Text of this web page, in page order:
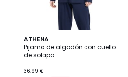
ATHENA
Pijama de algodón con cuello
de solapa
36.99 €